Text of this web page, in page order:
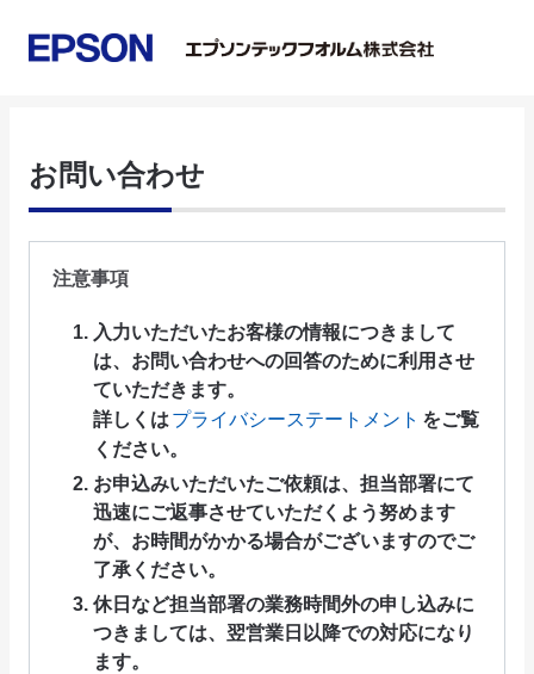
お問い合わせ
注意事項
入力いただいたお客様の情報につきまして
は、お問い合わせへの回答のために利用させ
ていただきます。
詳しくは プライバシーステートメント をご覧
ください。
お申込みいただいたご依頼は、担当部署にて
迅速にご返事させていただくよう努めます
が、お時間がかかる場合がございますのでご
了承ください。
休日など担当部署の業務時間外の申し込みに
つきましては、翌営業日以降での対応になり
ます。